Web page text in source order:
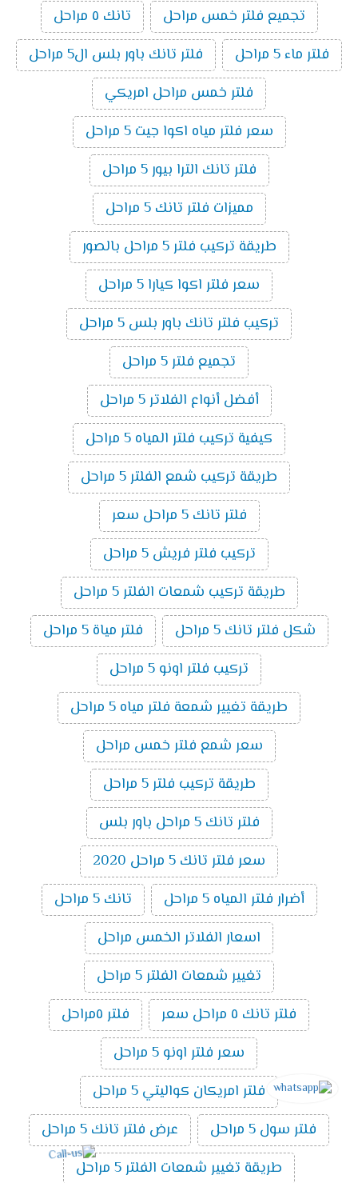
تجميع فلتر خمس مراحل
تانك ٥ مراحل
فلتر ماء 5 مراحل
فلتر تانك باور بلس ال5 مراحل
فلتر خمس مراحل امريكي
سعر فلتر مياه اكوا جيت 5 مراحل
فلتر تانك الترا بيور 5 مراحل
مميزات فلتر تانك 5 مراحل
طريقة تركيب فلتر 5 مراحل بالصور
سعر فلتر اكوا كيارا 5 مراحل
تركيب فلتر تانك باور بلس 5 مراحل
تجميع فلتر 5 مراحل
أفضل أنواع الفلاتر 5 مراحل
كيفية تركيب فلتر المياه 5 مراحل
طريقة تركيب شمع الفلتر 5 مراحل
فلتر تانك 5 مراحل سعر
تركيب فلتر فريش 5 مراحل
طريقة تركيب شمعات الفلتر 5 مراحل
شكل فلتر تانك 5 مراحل
فلتر مياة 5 مراحل
تركيب فلتر اونو 5 مراحل
طريقة تغيير شمعة فلتر مياه 5 مراحل
سعر شمع فلتر خمس مراحل
طريقة تركيب فلتر 5 مراحل
فلتر تانك 5 مراحل باور بلس
سعر فلتر تانك 5 مراحل 2020
أضرار فلتر المياه 5 مراحل
تانك 5 مراحل
اسعار الفلاتر الخمس مراحل
تغيير شمعات الفلتر 5 مراحل
فلتر تانك ٥ مراحل سعر
فلتر ٥مراحل
سعر فلتر اونو 5 مراحل
فلتر امريكان كواليتي 5 مراحل
فلتر سول 5 مراحل
عرض فلتر تانك 5 مراحل
طريقة تغيير شمعات الفلتر 5 مراحل